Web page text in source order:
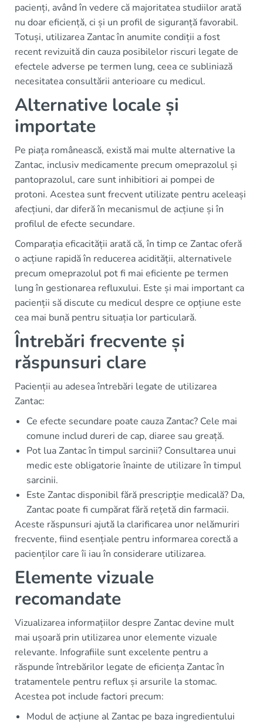
pacienți, având în vedere că majoritatea studiilor arată
nu doar eficiență, ci și un profil de siguranță favorabil.
Totuși, utilizarea Zantac în anumite condiții a fost
recent revizuită din cauza posibilelor riscuri legate de
efectele adverse pe termen lung, ceea ce subliniază
necesitatea consultării anterioare cu medicul.
Alternative locale și
importate
Pe piața românească, există mai multe alternative la
Zantac, inclusiv medicamente precum omeprazolul și
pantoprazolul, care sunt inhibitiori ai pompei de
protoni. Acestea sunt frecvent utilizate pentru aceleași
afecțiuni, dar diferă în mecanismul de acțiune și în
profilul de efecte secundare.
Comparația eficacității arată că, în timp ce Zantac oferă
o acțiune rapidă în reducerea acidității, alternativele
precum omeprazolul pot fi mai eficiente pe termen
lung în gestionarea refluxului. Este și mai important ca
pacienții să discute cu medicul despre ce opțiune este
cea mai bună pentru situația lor particulară.
Întrebări frecvente și
răspunsuri clare
Pacienții au adesea întrebări legate de utilizarea
Zantac:
Ce efecte secundare poate cauza Zantac? Cele mai
comune includ dureri de cap, diaree sau greață.
Pot lua Zantac în timpul sarcinii? Consultarea unui
medic este obligatorie înainte de utilizare în timpul
sarcinii.
Este Zantac disponibil fără prescripție medicală? Da,
Zantac poate fi cumpărat fără rețetă din farmacii.
Aceste răspunsuri ajută la clarificarea unor nelămuriri
frecvente, fiind esențiale pentru informarea corectă a
pacienților care îi iau în considerare utilizarea.
Elemente vizuale
recomandate
Vizualizarea informațiilor despre Zantac devine mult
mai ușoară prin utilizarea unor elemente vizuale
relevante. Infografiile sunt excelente pentru a
răspunde întrebărilor legate de eficiența Zantac în
tratamentele pentru reflux și arsurile la stomac.
Acestea pot include factori precum:
Modul de acțiune al Zantac pe baza ingredientului